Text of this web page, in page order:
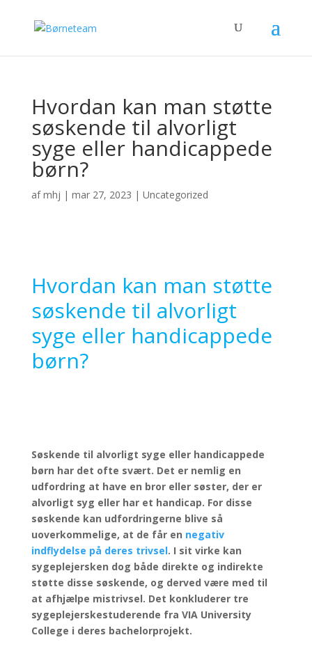
Hvordan kan man støtte
søskende til alvorligt
syge eller handicappede
børn?
afmhj | mar 27, 2023 | Uncategorized
Hvordan kan man støtte
søskende til alvorligt
syge eller handicappede
børn?
Søskende til alvorligt syge eller handicappede
børn har det ofte svært. Det er nemlig en
udfordring at have en bror eller søster, der er
alvorligt syg eller har et handicap. For disse
søskende kan udfordringerne blive så
uoverkommelige, at de får en negativ
indflydelse på deres trivsel. I sit virke kan
sygeplejersken dog både direkte og indirekte
støtte disse søskende, og derved være med til
at afhjælpe mistrivsel. Det konkluderer tre
sygeplejerskestuderende fra VIA University
College i deres bachelorprojekt.